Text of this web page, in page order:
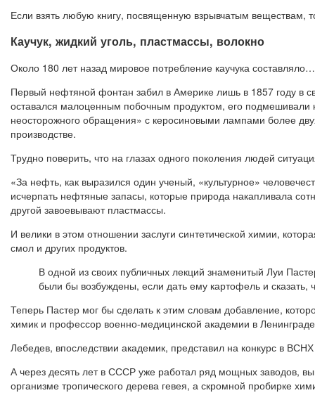
Если взять любую книгу, посвященную взрывчатым веществам,
Каучук, жидкий уголь, пластмассы, волокно
Около 180 лет назад мировое потребление каучука
Первый нефтяной фонтан забил в Америке лишь в 1857 году в
оставался малоценным побочным продуктом, его подмешивали
неосторожного обращения» с керосиновыми лампами более
производстве.
Трудно поверить, что на глазах одного поколения людей
«За нефть, как выразился один ученый, «культурное»
исчерпать нефтяные запасы, которые природа накапливала
другой завоевывают пластмассы.
И велики в этом отношении заслуги синтетической химии,
смол и других продуктов.
В одной из своих публичных лекций знаменитый Луи
были бы возбуждены, если дать ему картофель и сказать,
Теперь Пастер мог бы сделать к этим словам добавление,
химик и профессор военно-медицинской академии в
Лебедев, впоследствии академик, представил на конкурс в
А через десять лет в СССР уже работал ряд мощных заводов,
организме тропического дерева гевея, а скромной пробирке